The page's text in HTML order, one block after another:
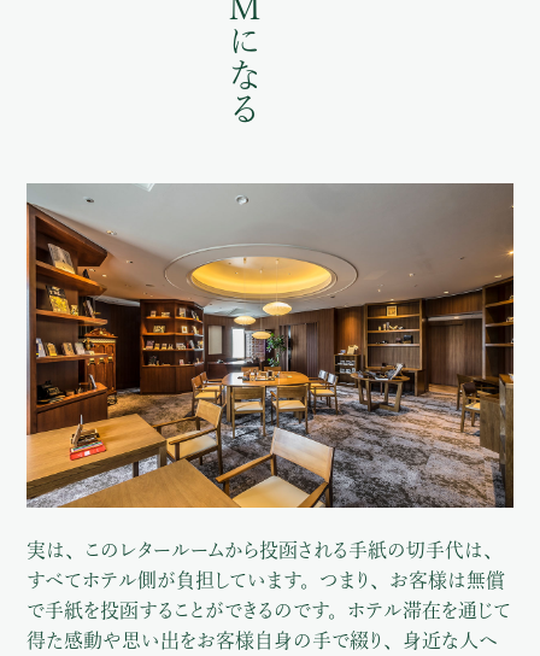
実は、このレタールームから投函される手紙の切手代は、
すべてホテル側が負担しています。つまり、お客様は無償
で手紙を投函することができるのです。ホテル滞在を通じて
得た感動や思い出をお客様自身の手で綴り、身近な人へ